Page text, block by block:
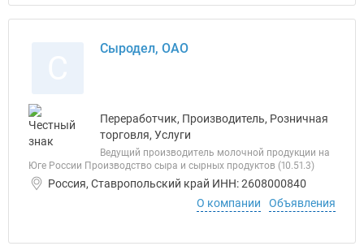
Сыродел, ОАО
Переработчик, Производитель, Розничная
торговля, Услуги
Ведущий производитель молочной продукции на
Юге России Производство сыра и сырных продуктов (10.51.3)
Россия, Ставропольский край ИНН: 2608000840
О компании
Объявления